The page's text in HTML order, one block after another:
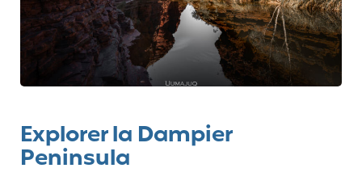
Explorer la Dampier
Peninsula